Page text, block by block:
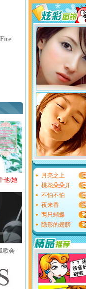
他/她
歌会
月亮之上
桃花朵朵开
不怕不怕
夜来香
两只蝴蝶
隐形的翅膀